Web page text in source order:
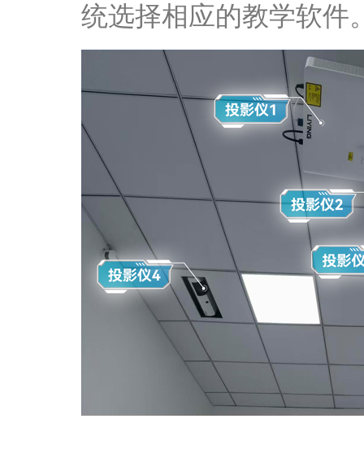
统选择相应的教学软件